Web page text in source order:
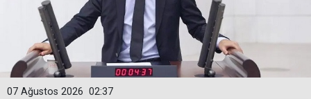
02:37
07 Ağustos 2026